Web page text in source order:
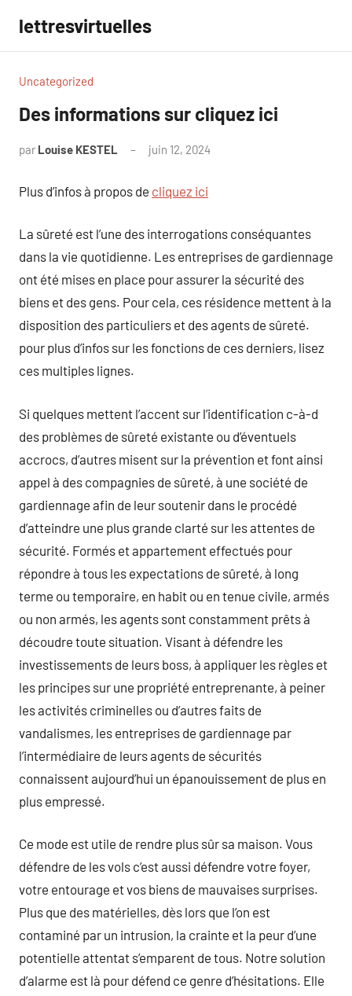
contenu
lettresvirtuelles
Uncategorized
Des informations sur cliquez ici
par Louise KESTEL juin 12, 2024
Plus d’infos à propos de cliquez ici
La sûreté est l’une des interrogations conséquantes
dans la vie quotidienne. Les entreprises de gardiennage
ont été mises en place pour assurer la sécurité des
biens et des gens. Pour cela, ces résidence mettent à la
disposition des particuliers et des agents de sûreté.
pour plus d’infos sur les fonctions de ces derniers, lisez
ces multiples lignes.
Si quelques mettent l’accent sur l’identification c-à-d
des problèmes de sûreté existante ou d’éventuels
accrocs, d’autres misent sur la prévention et font ainsi
appel à des compagnies de sûreté, à une société de
gardiennage afin de leur soutenir dans le procédé
d’atteindre une plus grande clarté sur les attentes de
sécurité. Formés et appartement effectués pour
répondre à tous les expectations de sûreté, à long
terme ou temporaire, en habit ou en tenue civile, armés
ou non armés, les agents sont constamment prêts à
découdre toute situation. Visant à défendre les
investissements de leurs boss, à appliquer les règles et
les principes sur une propriété entreprenante, à peiner
les activités criminelles ou d’autres faits de
vandalismes, les entreprises de gardiennage par
l’intermédiaire de leurs agents de sécurités
connaissent aujourd’hui un épanouissement de plus en
plus empressé.
Ce mode est utile de rendre plus sûr sa maison. Vous
défendre de les vols c’est aussi défendre votre foyer,
votre entourage et vos biens de mauvaises surprises.
Plus que des matérielles, dès lors que l’on est
contaminé par un intrusion, la crainte et la peur d’une
potentielle attentat s’emparent de tous. Notre solution
d’alarme est là pour défend ce genre d’hésitations. Elle